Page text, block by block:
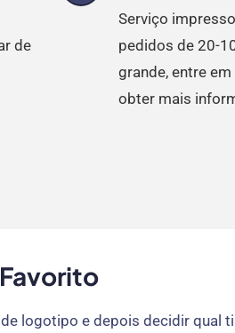
de
Serviço
pedidos de 20-
grande, entre
obter mais
logotipo e depois decidir qual